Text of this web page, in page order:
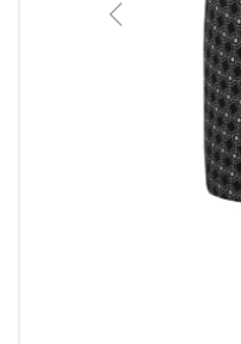
Previous